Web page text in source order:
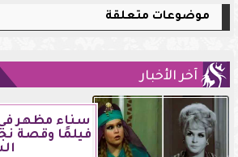
موضوعات متعلقة
آخر الأخبار
فيلمًا وقصة